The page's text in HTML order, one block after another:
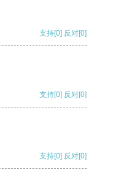
支持[0] 反对[0]
支持[0] 反对[0]
支持[0] 反对[0]